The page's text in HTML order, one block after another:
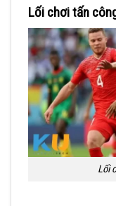
Lối chơi tấn
Lối